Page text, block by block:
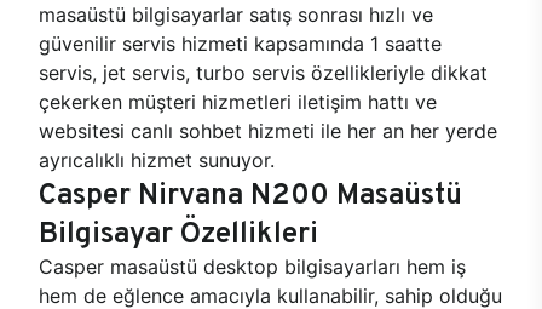
masaüstü bilgisayarlar satış sonrası hızlı ve
güvenilir servis hizmeti kapsamında 1 saatte
servis, jet servis, turbo servis özellikleriyle dikkat
çekerken müşteri hizmetleri iletişim hattı ve
websitesi canlı sohbet hizmeti ile her an her yerde
ayrıcalıklı hizmet sunuyor.
Casper Nirvana N200 Masaüstü
Bilgisayar Özellikleri
Casper masaüstü desktop bilgisayarları hem iş
hem de eğlence amacıyla kullanabilir, sahip olduğu